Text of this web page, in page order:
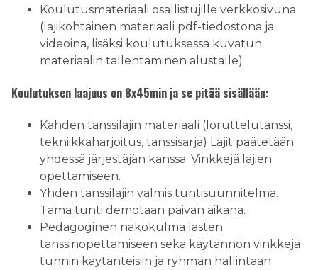
Koulutusmateriaali osallistujille verkkosivuna
(lajikohtainen materiaali pdf-tiedostona ja
videoina, lisäksi koulutuksessa kuvatun
materiaalin tallentaminen alustalle)
Koulutuksen laajuus on 8x45min ja se pitää sisällään:
Kahden tanssilajin materiaali (loruttelutanssi,
tekniikkaharjoitus, tanssisarja) Lajit päätetään
yhdessä järjestäjän kanssa. Vinkkejä lajien
opettamiseen.
Yhden tanssilajin valmis tuntisuunnitelma.
Tämä tunti demotaan päivän aikana.
Pedagoginen näkökulma lasten
tanssinopettamiseen sekä käytännön vinkkejä
tunnin käytänteisiin ja ryhmän hallintaan